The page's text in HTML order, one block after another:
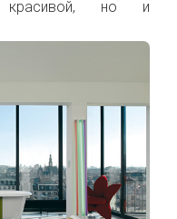
красивой, но и